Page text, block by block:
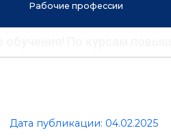
Рабочие профессии
Дата публикации: 04.02.2025